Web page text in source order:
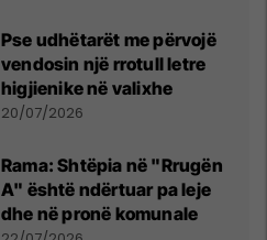
Pse udhëtarët me përvojë
vendosin një rrotull letre
higjienike në valixhe
20/07/2026
Rama: Shtëpia në "Rrugën
A" është ndërtuar pa leje
dhe në pronë komunale